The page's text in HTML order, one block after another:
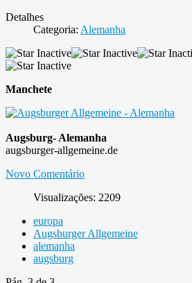
Detalhes
Categoria: Alemanha
Manchete
Augsburg- Alemanha
augsburger-allgemeine.de
Novo Comentário
Visualizações: 2209
europa
Augsburger Allgemeine
alemanha
augsburg